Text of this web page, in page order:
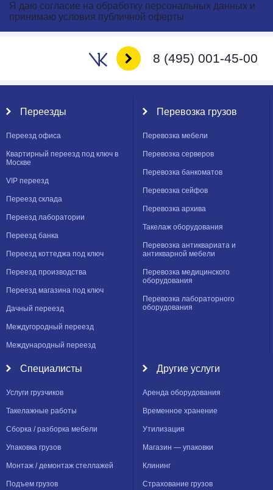
Я даю согласие на обработку персональных данных и
принимаю условия публичной оферты
8 (495) 001-45-00
Переезды
Переезд офиса
Квартирный переезд под ключ в
Москве
VIP переезд
Переезд склада
Переезд лаборатории
Переезд банка
Переезд коттеджа под ключ
Переезд производства
Переезд магазина под ключ
Дачный переезд
Междугородный переезд
Международный переезд
Перевозка грузов
Перевозка мебели
Перевозка серверов
Перевозка банкоматов
Перевозка сейфов
Перевозка архива
Такелаж оборудования
Перевозка антиквариата и
антикварной мебели
Перевозка медицинского
оборудования
Перевозка лабораторного
оборудования
Специалисты
Услуги грузчиков
Такелажные работы
Сборка / разборка мебели
Упаковка грузов
Монтаж / демонтаж стеллажей
Подъем грузов
Другие услуги
Аренда оборудования
Временное хранение
Утилизация
Магазин — упаковки
Клининг
Страхование грузов